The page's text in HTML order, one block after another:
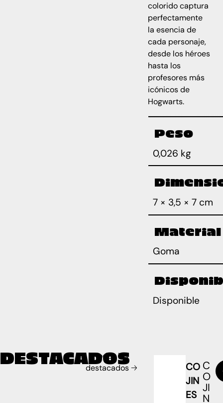
colorido captura
perfectamente
la esencia de
cada personaje,
desde los héroes
hasta los
profesores más
icónicos de
Hogwarts.
Peso
0,026 kg
7 × 3,5 × 7 cm
Material
Goma
Disponible
DESTACADOS
Todos los
destacados 🡢
CO
JIN
ES
C
O
JI
N